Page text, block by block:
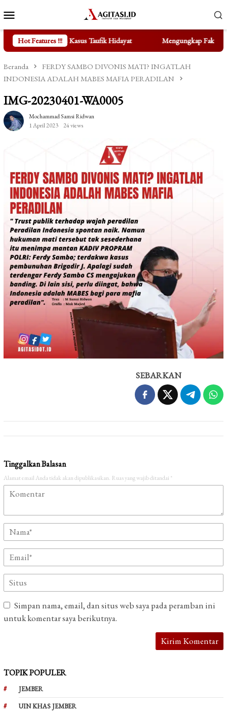
ke
kontenMobile
Hot Features !!!
Kasus Taufik Hidayat Mengungkap Fakta di Balik
Beranda
FERDY SAMBO DIVONIS MATI? INGATLAH
INDONESIA ADALAH MABES MAFIA PERADILAN
IMG-20230401-WA0005
Mochammad Samsi Ridwan
1 April 2023
24 views
SEBARKAN
Tinggalkan Balasan
Alamat email Anda tidak akan dipublikasikan. Ruas yang wajib ditandai *
Simpan nama, email, dan situs web saya pada peramban ini
untuk komentar saya berikutnya.
TOPIK POPULER
JEMBER
UIN KHAS JEMBER